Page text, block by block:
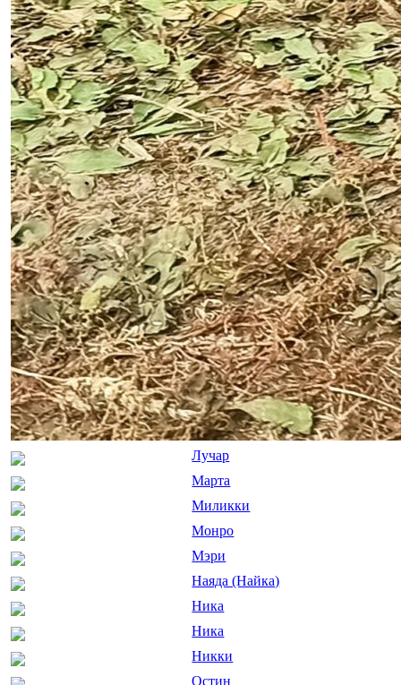
Лучар
Марта
Миликки
Монро
Мэри
Наяда (Найка)
Ника
Ника
Никки
Остин